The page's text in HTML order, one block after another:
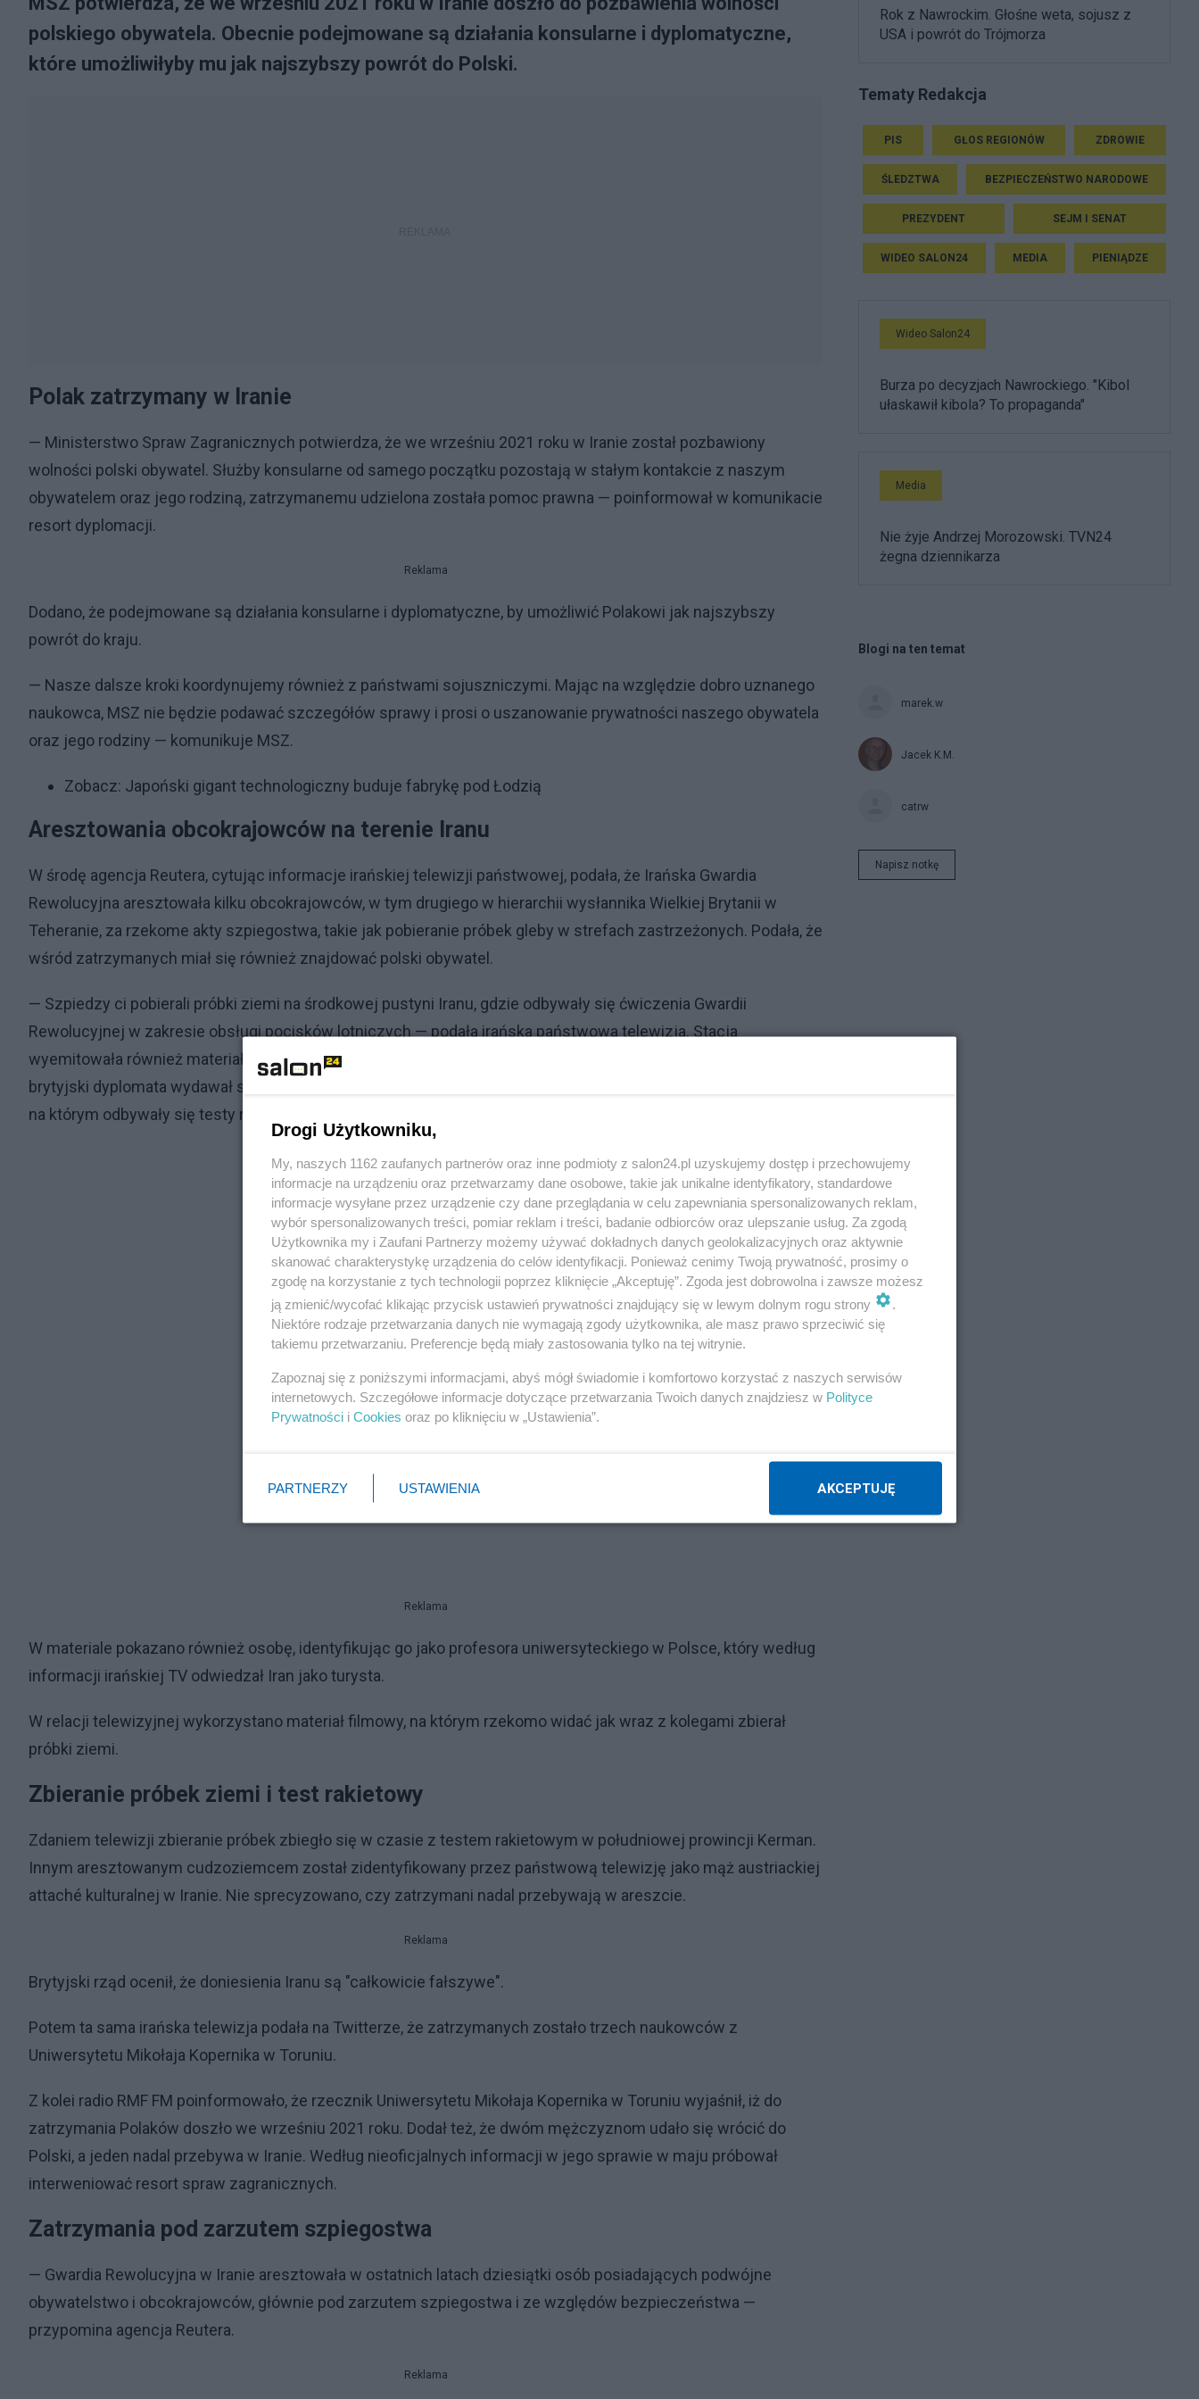
polskiego obywatela. Obecnie podejmowane są działania konsularne i dyplomatyczne,
które umożliwiłyby mu jak najszybszy powrót do Polski.
Polak zatrzymany w Iranie
— Ministerstwo Spraw Zagranicznych potwierdza, że we wrześniu 2021 roku w Iranie został pozbawiony
wolności polski obywatel. Służby konsularne od samego początku pozostają w stałym kontakcie z naszym
obywatelem oraz jego rodziną, zatrzymanemu udzielona została pomoc prawna — poinformował w komunikacie
resort dyplomacji.
Reklama
Dodano, że podejmowane są działania konsularne i dyplomatyczne, by umożliwić Polakowi jak najszybszy
powrót do kraju.
— Nasze dalsze kroki koordynujemy również z państwami sojuszniczymi. Mając na względzie dobro uznanego
naukowca, MSZ nie będzie podawać szczegółów sprawy i prosi o uszanowanie prywatności naszego obywatela
oraz jego rodziny — komunikuje MSZ.
Zobacz: Japoński gigant technologiczny buduje fabrykę pod Łodzią
Aresztowania obcokrajowców na terenie Iranu
W środę agencja Reutera, cytując informacje irańskiej telewizji państwowej, podała, że Irańska Gwardia
Rewolucyjna aresztowała kilku obcokrajowców, w tym drugiego w hierarchii wysłannika Wielkiej Brytanii w
Teheranie, za rzekome akty szpiegostwa, takie jak pobieranie próbek gleby w strefach zastrzeżonych. Podała, że
wśród zatrzymanych miał się również znajdować polski obywatel.
— Szpiedzy ci pobierali próbki ziemi na środkowej pustyni Iranu, gdzie odbywały się ćwiczenia Gwardii
Rewolucyjnej w zakresie obsługi pocisków lotniczych — podała irańska państwowa telewizja. Stacja
wyemitowała również materiał filmowy pokazujący Gilesa Whitakera wraz z rodziną w centralnym Iranie, gdzie
brytyjski dyplomata wydawał się pobierać próbki ziemi. Jak poinformowała telewizja, było to w pobliżu obszaru,
na którym odbywały się testy rakietowe.
Reklama
W materiale pokazano również osobę, identyfikując go jako profesora uniwersyteckiego w Polsce, który według
informacji irańskiej TV odwiedzał Iran jako turysta.
W relacji telewizyjnej wykorzystano materiał filmowy, na którym rzekomo widać jak wraz z kolegami zbierał
próbki ziemi.
Zbieranie próbek ziemi i test rakietowy
Zdaniem telewizji zbieranie próbek zbiegło się w czasie z testem rakietowym w południowej prowincji Kerman.
Innym aresztowanym cudzoziemcem został zidentyfikowany przez państwową telewizję jako mąż austriackiej
attaché kulturalnej w Iranie. Nie sprecyzowano, czy zatrzymani nadal przebywają w areszcie.
Reklama
Brytyjski rząd ocenił, że doniesienia Iranu są "całkowicie fałszywe".
Potem ta sama irańska telewizja podała na Twitterze, że zatrzymanych zostało trzech naukowców z
Uniwersytetu Mikołaja Kopernika w Toruniu.
Z kolei radio RMF FM poinformowało, że rzecznik Uniwersytetu Mikołaja Kopernika w Toruniu wyjaśnił, iż do
zatrzymania Polaków doszło we wrześniu 2021 roku. Dodał też, że dwóm mężczyznom udało się wrócić do
Polski, a jeden nadal przebywa w Iranie. Według nieoficjalnych informacji w jego sprawie w maju próbował
interweniować resort spraw zagranicznych.
Zatrzymania pod zarzutem szpiegostwa
— Gwardia Rewolucyjna w Iranie aresztowała w ostatnich latach dziesiątki osób posiadających podwójne
obywatelstwo i obcokrajowców, głównie pod zarzutem szpiegostwa i ze względów bezpieczeństwa —
przypomina agencja Reutera.
Reklama
Rok z Nawrockim. Głośne weta, sojusz z
USA i powrót do Trójmorza
Tematy Redakcja
PIS GŁOS REGIONÓW ZDROWIE
ŚLEDZTWA BEZPIECZEŃSTWO NARODOWE
PREZYDENT SEJM I SENAT
WIDEO SALON24 MEDIA PIENIĄDZE
Wideo Salon24
Burza po decyzjach Nawrockiego. "Kibol
ułaskawił kibola? To propaganda"
Media
Nie żyje Andrzej Morozowski. TVN24
żegna dziennikarza
Blogi na ten temat
marek.w
Jacek K.M.
catrw
Napisz notkę
Drogi Użytkowniku,
My, naszych 1162 zaufanych partnerów oraz inne podmioty z salon24.pl uzyskujemy dostęp i przechowujemy
informacje na urządzeniu oraz przetwarzamy dane osobowe, takie jak unikalne identyfikatory, standardowe
informacje wysyłane przez urządzenie czy dane przeglądania w celu zapewniania spersonalizowanych reklam,
wybór spersonalizowanych treści, pomiar reklam i treści, badanie odbiorców oraz ulepszanie usług. Za zgodą
Użytkownika my i Zaufani Partnerzy możemy używać dokładnych danych geolokalizacyjnych oraz aktywnie
skanować charakterystykę urządzenia do celów identyfikacji. Ponieważ cenimy Twoją prywatność, prosimy o
zgodę na korzystanie z tych technologii poprzez kliknięcie „Akceptuję”. Zgoda jest dobrowolna i zawsze możesz
ją zmienić/wycofać klikając przycisk ustawień prywatności znajdujący się w lewym dolnym rogu strony
.
Niektóre rodzaje przetwarzania danych nie wymagają zgody użytkownika, ale masz prawo sprzeciwić się
takiemu przetwarzaniu. Preferencje będą miały zastosowania tylko na tej witrynie.
Zapoznaj się z poniższymi informacjami, abyś mógł świadomie i komfortowo korzystać z naszych serwisów
internetowych. Szczegółowe informacje dotyczące przetwarzania Twoich danych znajdziesz w Polityce
Prywatności i Cookies oraz po kliknięciu w „Ustawienia”.
PARTNERZY USTAWIENIA AKCEPTUJĘ